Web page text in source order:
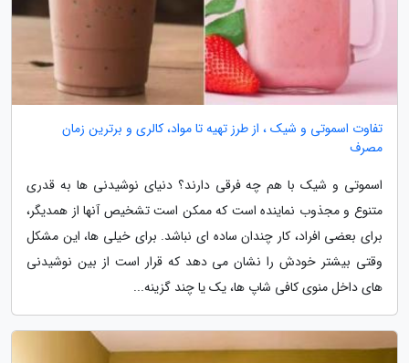
تفاوت اسموتی و شیک ، از طرز تهیه تا مواد، کالری و برترین زمان
مصرف
اسموتی و شیک با هم چه فرقی دارند؟ دنیای نوشیدنی ها به قدری
متنوع و مجذوب نماینده است که ممکن است تشخیص آنها از همدیگر،
برای بعضی افراد، کار چندان ساده ای نباشد. برای خیلی ها، این مشکل
وقتی بیشتر خودش را نشان می دهد که قرار است از بین نوشیدنی
های داخل منوی کافی شاپ ها، یک یا چند گزینه...